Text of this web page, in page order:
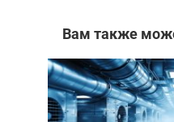
Вам также